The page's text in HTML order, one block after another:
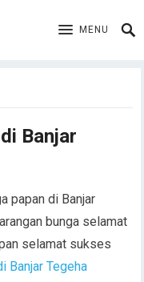
MENU
Banjar
papan di Banjar
bunga selamat
selamat sukses
Banjar Tegeha